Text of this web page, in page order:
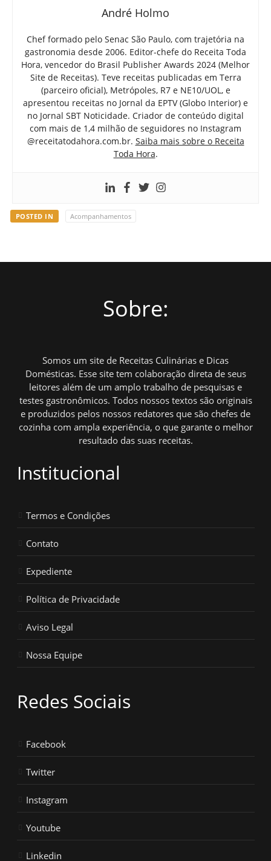
André Holmo
Chef formado pelo Senac São Paulo, com trajetória na
gastronomia desde 2006. Editor-chefe do Receita Toda
Hora, vencedor do Brasil Publisher Awards 2024 (Melhor
Site de Receitas). Teve receitas publicadas em Terra
(parceiro oficial), Metrópoles, R7 e NE10/UOL, e
apresentou receitas no Jornal da EPTV (Globo Interior) e
no Jornal SBT Noticidade. Criador de conteúdo digital
com mais de 1,4 milhão de seguidores no Instagram
@receitatodahora.com.br. Saiba mais sobre o Receita
Toda Hora.
POSTED IN Acompanhamentos
Sobre:
Somos um site de Receitas Culinárias e Dicas
Domésticas. Esse site tem colaboração direta de seus
leitores além de um amplo trabalho de pesquisas e
testes gastronômicos. Todos nossos textos são originais
e produzidos pelos nossos redatores que são chefes de
cozinha com ampla experiência, o que garante o melhor
resultado das suas receitas.
Institucional
Termos e Condições
Contato
Expediente
Política de Privacidade
Aviso Legal
Nossa Equipe
Redes Sociais
Facebook
Twitter
Instagram
Youtube
Linkedin